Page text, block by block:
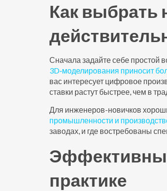
Как выбрать
Сначала задайте себе простой
3D‑моделирования приносит
вас интересует цифровое
ставки растут быстрее, чем в
Для инженеров-новичков
промышленности и
заводах, и где востребованы
практике